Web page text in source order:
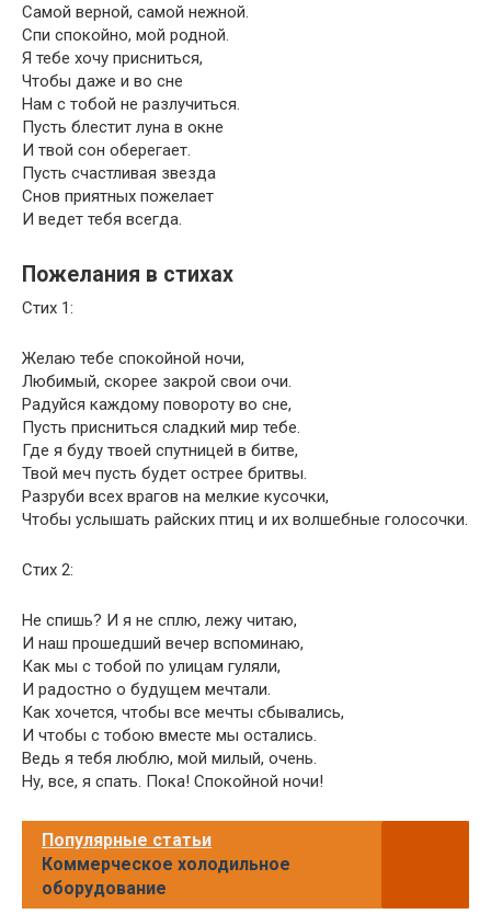
Самой верной, самой нежной.
Спи спокойно, мой родной.
Я тебе хочу присниться,
Чтобы даже и во сне
Нам с тобой не разлучиться.
Пусть блестит луна в окне
И твой сон оберегает.
Пусть счастливая звезда
Снов приятных пожелает
И ведет тебя всегда.
Пожелания в стихах
Стих 1:
Желаю тебе спокойной ночи,
Любимый, скорее закрой свои очи.
Радуйся каждому повороту во сне,
Пусть присниться сладкий мир тебе.
Где я буду твоей спутницей в битве,
Твой меч пусть будет острее бритвы.
Разруби всех врагов на мелкие кусочки,
Чтобы услышать райских птиц и их волшебные голосочки.
Стих 2:
Не спишь? И я не сплю, лежу читаю,
И наш прошедший вечер вспоминаю,
Как мы с тобой по улицам гуляли,
И радостно о будущем мечтали.
Как хочется, чтобы все мечты сбывались,
И чтобы с тобою вместе мы остались.
Ведь я тебя люблю, мой милый, очень.
Ну, все, я спать. Пока! Спокойной ночи!
Популярные статьи
Коммерческое холодильное
оборудование